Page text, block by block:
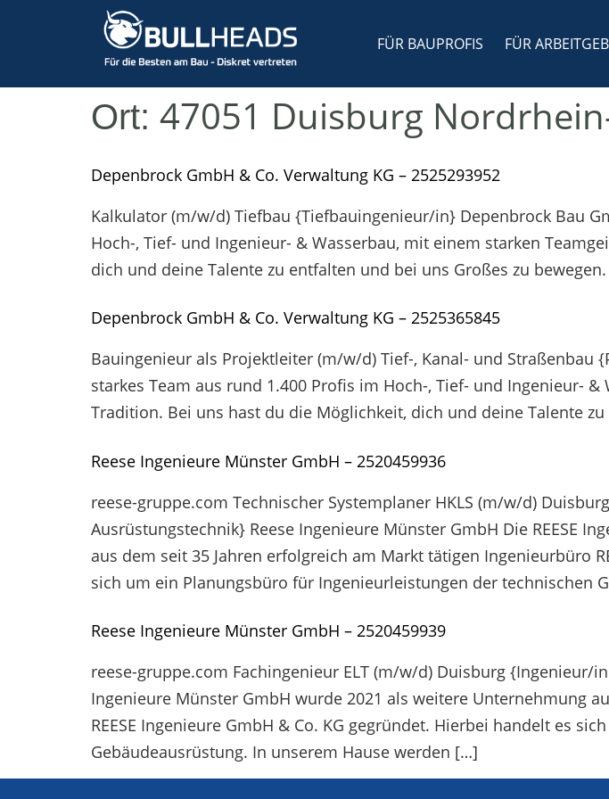
FÜR BAUPROFIS FÜR
Ort: 47051 Duisburg
Depenbrock GmbH & Co. Verwaltung KG – 2525293952
Kalkulator (m/w/d) Tiefbau {Tiefbauingenieur/in} Depenbrock Bau
Hoch-, Tief- und Ingenieur- & Wasserbau, mit einem starken
dich und deine Talente zu entfalten und bei uns Großes zu
Depenbrock GmbH & Co. Verwaltung KG – 2525365845
Bauingenieur als Projektleiter (m/w/d) Tief-, Kanal- und Straßenbau
starkes Team aus rund 1.400 Profis im Hoch-, Tief- und Ingenieur-
Tradition. Bei uns hast du die Möglichkeit, dich und deine Talente
Reese Ingenieure Münster GmbH – 2520459936
reese-gruppe.com Technischer Systemplaner HKLS (m/w/d)
Ausrüstungstechnik} Reese Ingenieure Münster GmbH Die REESE
aus dem seit 35 Jahren erfolgreich am Markt tätigen Ingenieurbüro
sich um ein Planungsbüro für Ingenieurleistungen der technischen
Reese Ingenieure Münster GmbH – 2520459939
reese-gruppe.com Fachingenieur ELT (m/w/d) Duisburg {Ingenieur/
Ingenieure Münster GmbH wurde 2021 als weitere Unternehmung
REESE Ingenieure GmbH & Co. KG gegründet. Hierbei handelt es
Gebäudeausrüstung. In unserem Hause werden […]